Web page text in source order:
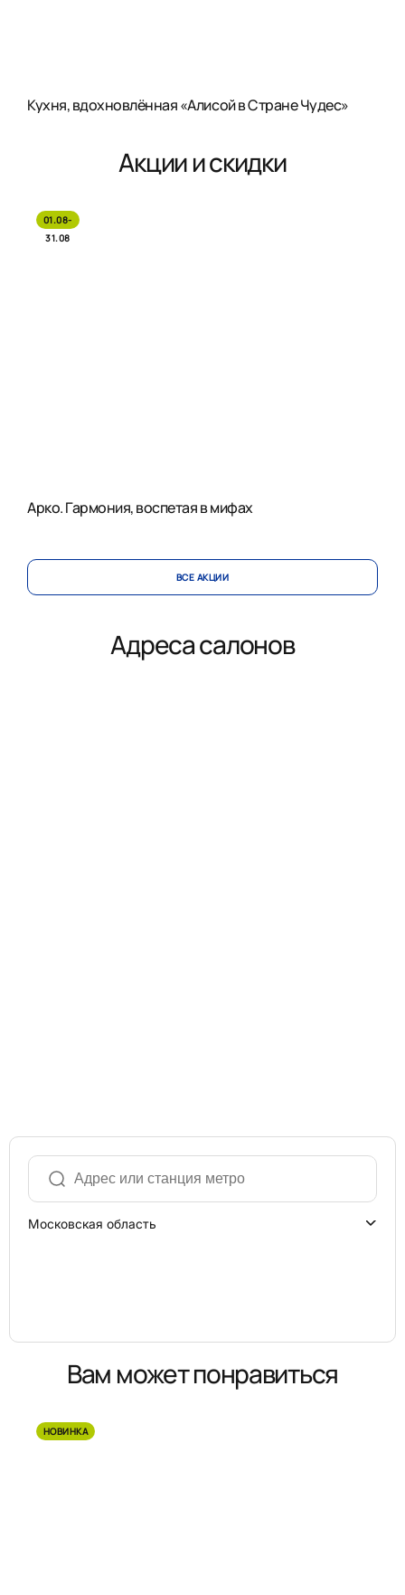
Кухня, вдохновлённая «Алисой в Стране Чудес»
Акции и скидки
01.08-
31.08
Арко. Гармония, воспетая в мифах
ВСЕ АКЦИИ
Адреса салонов
Московская область
Вам может понравиться
НОВИНКА